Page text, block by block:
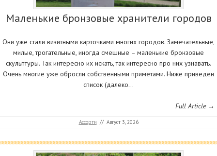
Маленькие бронзовые хранители городов
Они уже стали визитными карточками многих городов. Замечательные,
милые, трогательные, иногда смешные – маленькие бронзовые
скульптуры. Так интересно их искать, так интересно про них узнавать.
Очень многие уже обросли собственными приметами. Ниже приведен
список (далеко…
Full Article →
Ассорти // Август 3, 2026